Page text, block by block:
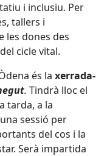
i inclusiu. Per
tallers i
les dones des
cicle vital.
és la xerrada-
. Tindrà lloc el
tarda, a la
sessió per
del cos i la
Serà impartida